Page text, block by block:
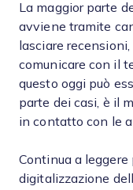
La maggior parte
avviene tramite
lasciare
comunicare con il
questo oggi può
parte dei casi, è il
in contatto con le
Continua a
digitalizzazione